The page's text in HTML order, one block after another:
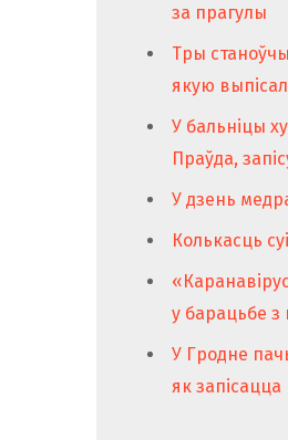
за прагулы
Тры
якую
У бальніцы
Праўда,
У дзень
Колькасць
у барацьбе з
У Гродне
як запісацца